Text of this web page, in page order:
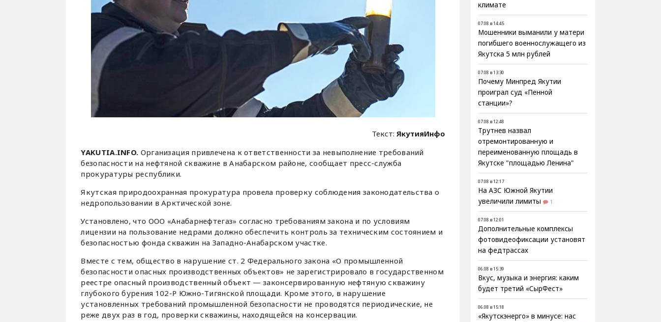
Текст:ЯкутияИнфо
YAKUTIA.INFO. Организация привлечена к ответственности за невыполнение требований
безопасности на нефтяной скважине в Анабарском районе, сообщает пресс-служба
прокуратуры республики.
Якутская природоохранная прокуратура провела проверку соблюдения законодательства о
недропользовании в Арктической зоне.
Установлено, что ООО «Анабарнефтегаз» согласно требованиям закона и по условиям
лицензии на пользование недрами должно обеспечить контроль за техническим состоянием и
безопасностью фонда скважин на Западно-Анабарском участке.
Вместе с тем, общество в нарушение ст. 2 Федерального закона «О промышленной
безопасности опасных производственных объектов» не зарегистрировало в государственном
реестре опасный производственный объект — законсервированную нефтяную скважину
глубокого бурения 102-Р Южно-Тигянской площади. Кроме этого, в нарушение
установленных требований промышленной безопасности не проводятся периодические, не
реже двух раз в год, проверки скважины, находящейся на консервации.
климате
07.08 в 14:45
Мошенники выманили у матери
погибшего военнослужащего из
Якутска 5 млн рублей
07.08 в 13:30
Почему Минпред Якутии
проиграл суд «Пенной
станции»?
07.08 в 12:48
Трутнев назвал
отремонтированную и
переименованную площадь в
Якутске "площадью Ленина"
07.08 в 12:17
На АЗС Южной Якутии
увеличили лимиты
1
07.08 в 12:01
Дополнительные комплексы
фотовидеофиксации установят
на федтрассах
06.08 в 15:39
Вкус, музыка и энергия: каким
будет третий «СырФест»
06.08 в 15:18
«Якутскэнерго» в минусе: нас